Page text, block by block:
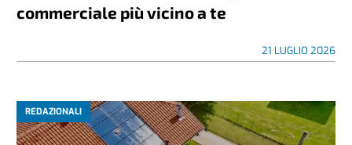
commerciale più vicino a te
21 LUGLIO 2026
REDAZIONALI